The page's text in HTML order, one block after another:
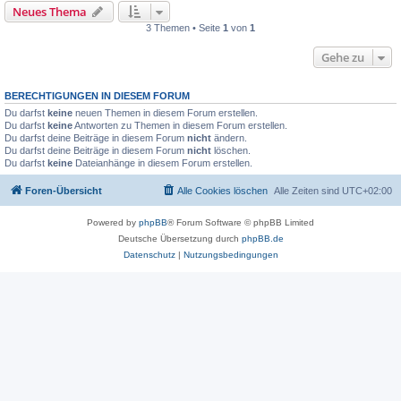
Neues Thema
3 Themen • Seite 1 von 1
Gehe zu
BERECHTIGUNGEN IN DIESEM FORUM
Du darfst keine neuen Themen in diesem Forum erstellen.
Du darfst keineAntworten zu Themen in diesem Forum erstellen.
Du darfst deine Beiträge in diesem Forum nicht ändern.
Du darfst deine Beiträge in diesem Forum nicht löschen.
Du darfst keine Dateianhänge in diesem Forum erstellen.
Foren-Übersicht Alle Zeiten sind UTC+02:00
Alle Cookies löschen
Powered by phpBB® Forum Software © phpBB Limited
Deutsche Übersetzung durch phpBB.de
Datenschutz| Nutzungsbedingungen